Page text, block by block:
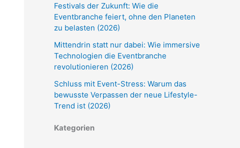
Festivals der Zukunft: Wie die
Eventbranche feiert, ohne den Planeten
zu belasten (2026)
Mittendrin statt nur dabei: Wie immersive
Technologien die Eventbranche
revolutionieren (2026)
Schluss mit Event-Stress: Warum das
bewusste Verpassen der neue Lifestyle-
Trend ist (2026)
Kategorien